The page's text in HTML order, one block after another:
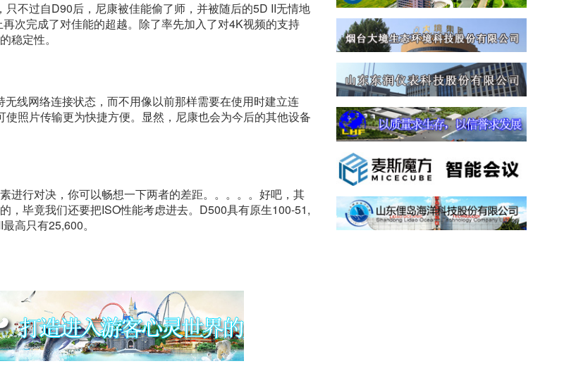
不过自D90后，尼康被佳能偷了师，并被随后的5D II无情地
次完成了对佳能的超越。除了率先加入了对4K视频的支持
稳定性。
线网络连接状态，而不用像以前那样需要在使用时建立连
照片传输更为快捷方便。显然，尼康也会为今后的其他设备
进行对决，你可以畅想一下两者的差距。。。。。好吧，其
，毕竟我们还要把ISO性能考虑进去。D500具有原生100-51,
高只有25,600。